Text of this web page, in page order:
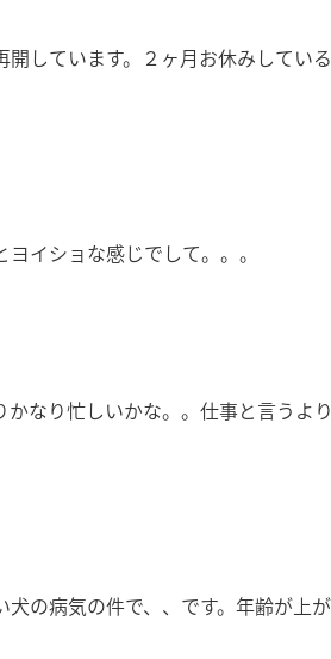
しています。２ヶ月お休みしてい
イショな感じでして。。。
なり忙しいかな。。仕事と言うよ
の病気の件で、、です。年齢が上が